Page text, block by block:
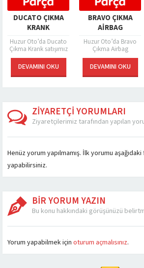
DUCATO ÇIKMA
KRANK
Huzur Oto’da Ducato
Çıkma Krank satışımız
bulunmaktadır.
Günümüzde içinde
bulunduğumuz
covid19 salgını
sürecinde herkes kendi
tercih etmiş...
DEVAMINI OKU
BRAVO ÇIKMA
AIRBAG
Huzur Oto’da Bravo
Çıkma Airbag
bulunmaktadır. Araca
sahip olan her insanın
ister istemez takip ettiği
araba ile ilgili siteler
bulunmaktadır....
DEVAMINI OKU
ZİYARETÇİ YORUMLARI
Ziyaretçilerimiz tarafından yapılan
Henüz yorum yapılmamış. İlk yorumu aşağıdaki
yapabilirsiniz.
BİR YORUM YAZIN
Bu konu hakkındaki görüşünüzü
Yorum yapabilmek için oturum açmalısınız.